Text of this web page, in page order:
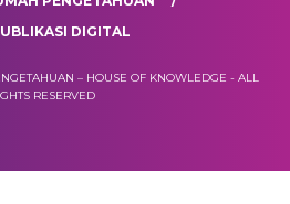
DIGITAL
– HOUSE OF KNOWLEDGE - ALL
RESERVED